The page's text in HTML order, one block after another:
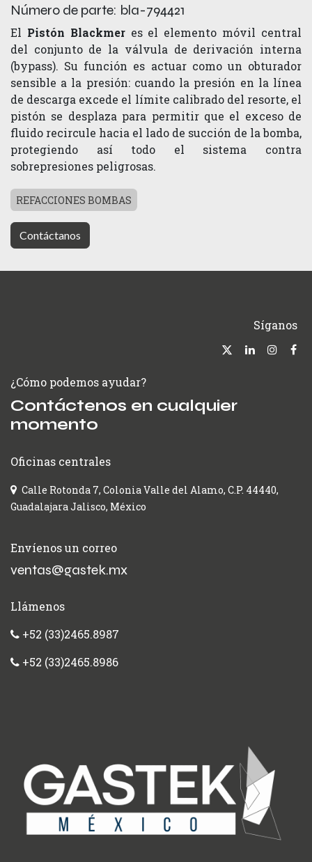
Número de parte: bla-794421
El Pistón Blackmeres el elemento móvil central
del conjunto de la válvula de derivación interna
(bypass). Su función es actuar como un obturador
sensible a la presión: cuando la presión en la línea
de descarga excede el límite calibrado del resorte, el
pistón se desplaza para permitir que el exceso de
fluido recircule hacia el lado de succión de la bomba,
protegiendo así todo el sistema contra
sobrepresiones peligrosas.
REFACCIONES BOMBAS
Contáctanos
Síganos
¿Cómo podemos ayudar?
Contáctenos en cualquier
momento
Oficinas centrales
Calle Rotonda 7, Colonia Valle del Alamo, C.P. 44440,
Guadalajara Jalisco, México
Envíenos un correo
ventas@gastek.mx
Llámenos
+52 (33)2465.8987
+52 (33)2465.8986